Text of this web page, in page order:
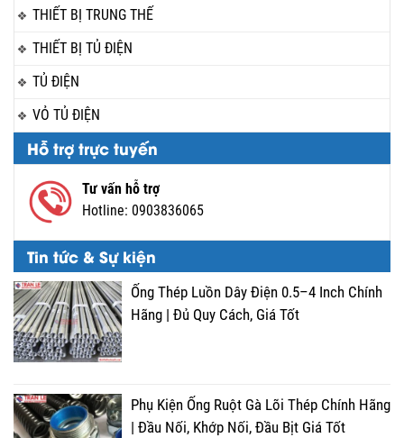
THIẾT BỊ TRUNG THẾ
THIẾT BỊ TỦ ĐIỆN
TỦ ĐIỆN
VỎ TỦ ĐIỆN
Hỗ trợ trực tuyến
Tư vấn hỗ trợ
Hotline: 0903836065
Tin tức & Sự kiện
Ống Thép Luồn Dây Điện 0.5–4 Inch Chính
Hãng | Đủ Quy Cách, Giá Tốt
Phụ Kiện Ống Ruột Gà Lõi Thép Chính Hãng
| Đầu Nối, Khớp Nối, Đầu Bịt Giá Tốt